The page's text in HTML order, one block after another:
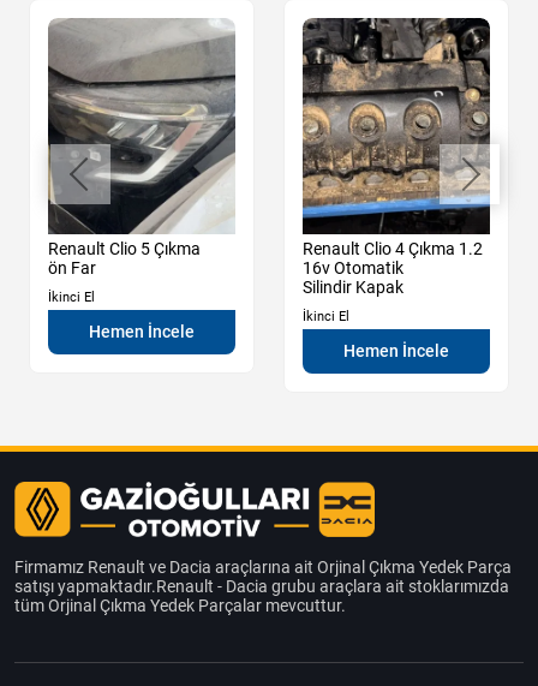
Renault Clio 5 Çıkma
ön Far
İkinci El
Hemen İncele
Renault Clio 4 Çıkma 1.2
16v Otomatik
Silindir Kapak
İkinci El
Hemen İncele
Firmamız Renault ve Dacia araçlarına ait Orjinal Çıkma Yedek Parça
satışı yapmaktadır.Renault - Dacia grubu araçlara ait stoklarımızda
tüm Orjinal Çıkma Yedek Parçalar mevcuttur.